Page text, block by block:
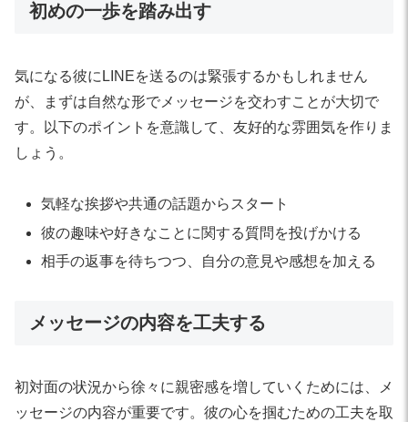
初めの一歩を踏み出す
気になる彼にLINEを送るのは緊張するかもしれません
が、まずは自然な形でメッセージを交わすことが大切で
す。以下のポイントを意識して、友好的な雰囲気を作りま
しょう。
気軽な挨拶や共通の話題からスタート
彼の趣味や好きなことに関する質問を投げかける
相手の返事を待ちつつ、自分の意見や感想を加える
メッセージの内容を工夫する
初対面の状況から徐々に親密感を増していくためには、メ
ッセージの内容が重要です。彼の心を掴むための工夫を取